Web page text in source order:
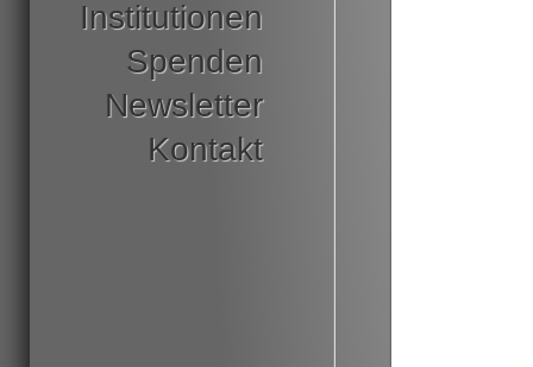
Institutionen
Spenden
Newsletter
Kontakt